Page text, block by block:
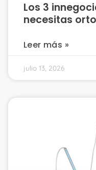
Los 3
necesitas
Leer más »
julio 13, 2026